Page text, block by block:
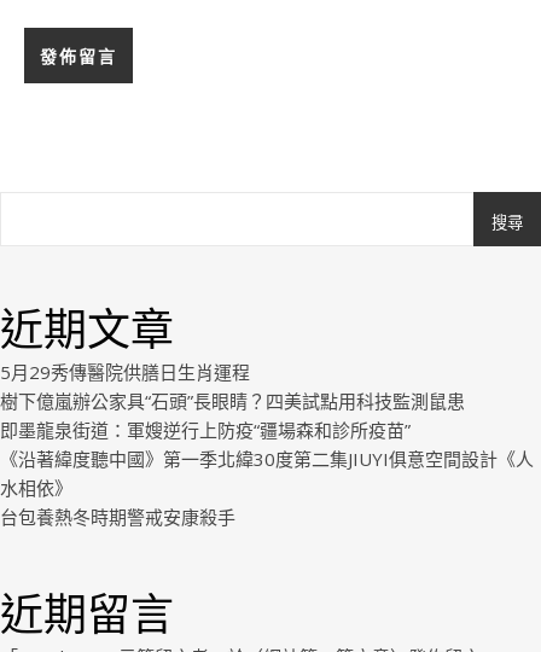
搜尋
近期文章
5月29秀傳醫院供膳日生肖運程
樹下億嵐辦公家具“石頭”長眼睛？四美試點用科技監測鼠患
即墨龍泉街道：軍嫂逆行上防疫“疆場森和診所疫苗”
《沿著緯度聽中國》第一季北緯30度第二集JIUYI俱意空間設計《人
水相依》
台包養熱冬時期警戒安康殺手
近期留言
Royal.